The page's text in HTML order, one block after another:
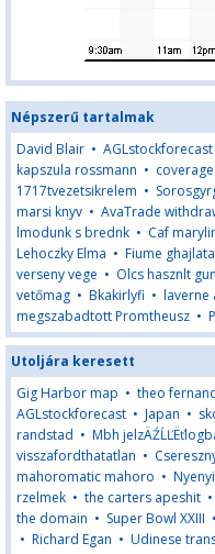
Népszerű tartalmak
David Blair • AGLstockforecast
kapszula rossmann • coverage
1717tvezetsikrelem •
marsi knyv • AvaTrade
lmodunk s brednk • Caf
Lehoczky Elma • Fiume ghajlata
verseny vege • Olcs hasznlt
vetőmag • Bkakirlyfi • laverne
megszabadtott Promtheusz •
Utoljára keresett
Gig Harbor map • theo
AGLstockforecast • Japan •
randstad • Mbh
visszafordthatatlan •
mahoromatic mahoro •
rzelmek • the carters apeshit •
the domain • Super Bowl XXIII •
• Richard Egan • Udinese